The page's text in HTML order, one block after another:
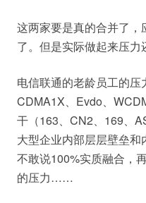
这两家要是真的合并了
了。但是实际做起来压
电信联通的老龄员工的压
CDMA1X、Evdo、
干（163、CN2、169、
大型企业内部层层壁垒
不敢说100%实质融合，
的压力……